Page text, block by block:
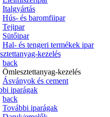
Italgyártás
Hús- és baromfiipar
Tejipar
Sütőipar
Hal- és tengeri termékek ipar
kezelés
back
Ömlesztettanyag-kezelés
Ásványok és cement
iparágak
back
További iparágak